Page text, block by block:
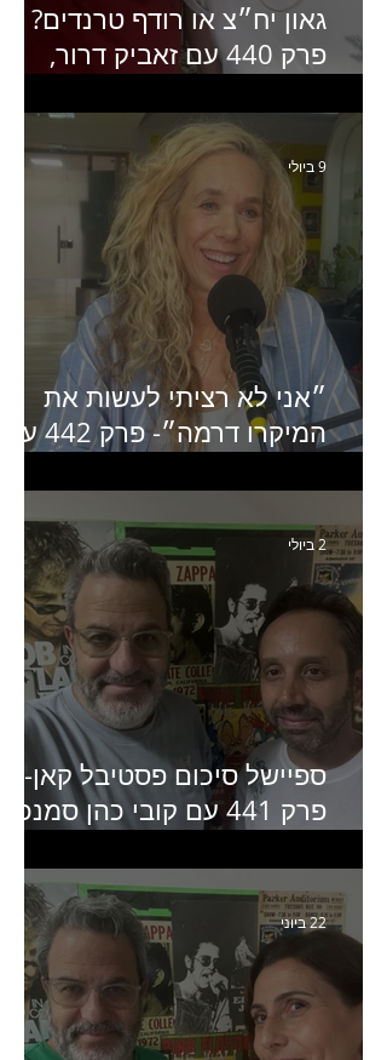
גאון יח״צ או רודף טרנדים?
פרק 440 עם זאביק דרור,
ותקשורת
״אני לא רציתי לעשות את
המיקרו דרמה״- פרק 442 עם
של יד2
9 ביולי
ספיישל סיכום פסטיבל קאן-
פרק 441 עם קובי כהן
2 ביולי
22 ביוני